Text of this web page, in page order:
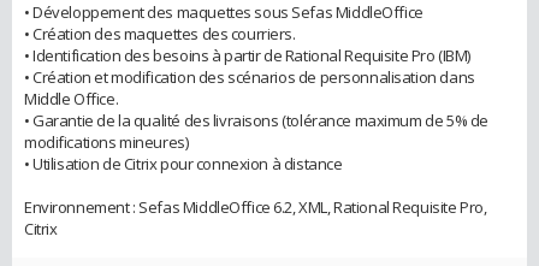
• Développement des maquettes sous Sefas MiddleOffice
• Création des maquettes des courriers.
• Identification des besoins à partir de Rational Requisite Pro (IBM)
• Création et modification des scénarios de personnalisation dans
Middle Office.
• Garantie de la qualité des livraisons (tolérance maximum de 5% de
modifications mineures)
• Utilisation de Citrix pour connexion à distance
Environnement : Sefas MiddleOffice 6.2, XML, Rational Requisite Pro,
Citrix